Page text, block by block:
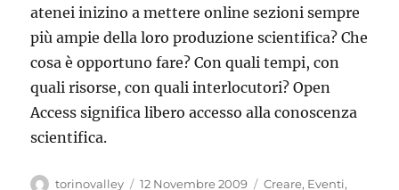
atenei inizino a mettere online sezioni sempre
più ampie della loro produzione scientifica? Che
cosa è opportuno fare? Con quali tempi, con
quali risorse, con quali interlocutori? Open
Access significa libero accesso alla conoscenza
scientifica.
Autore
torinovalley Pubblicato
12 Novembre 2009 Categorie
Creare, Eventi,